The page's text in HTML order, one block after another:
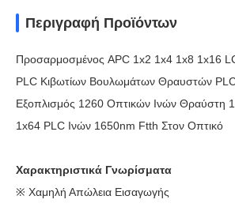
Περιγραφή Προϊόντων
Προσαρμοσμένος APC 1x2 1x4 1x8 1x16
PLC Κιβωτίων Βουλωμάτων Θραυστών
Εξοπλισμός 1260 Οπτικών Ινών Θραύστη
1x64 PLC Ινών 1650nm Ftth Στον Οπτικό
Χαρακτηριστικά Γνωρίσματα
※ Χαμηλή Απώλεια Εισαγωγής